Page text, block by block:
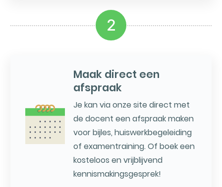
2
Maak direct een
afspraak
Je kan via onze site direct met
de docent een afspraak maken
voor bijles, huiswerkbegeleiding
of examentraining. Of boek een
kosteloos en vrijblijvend
kennismakingsgesprek!